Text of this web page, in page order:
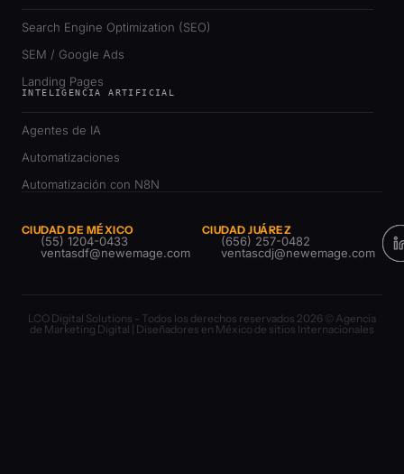
Search Engine Optimization (SEO)
SEM / Google Ads
Landing Pages
INTELIGENCIA ARTIFICIAL
Agentes de IA
Automatizaciones
Automatización con N8N
CIUDAD DE MÉXICO
(55) 1204-0433
ventasdf@newemage.com
CIUDAD JUÁREZ
(656) 257-0482
ventascdj@newemage.com
LCO Digital Solutions - Todos los derechos reservados 2026 © Agencia
de Marketing Digital | Diseñadores en México de sitios Internacionales